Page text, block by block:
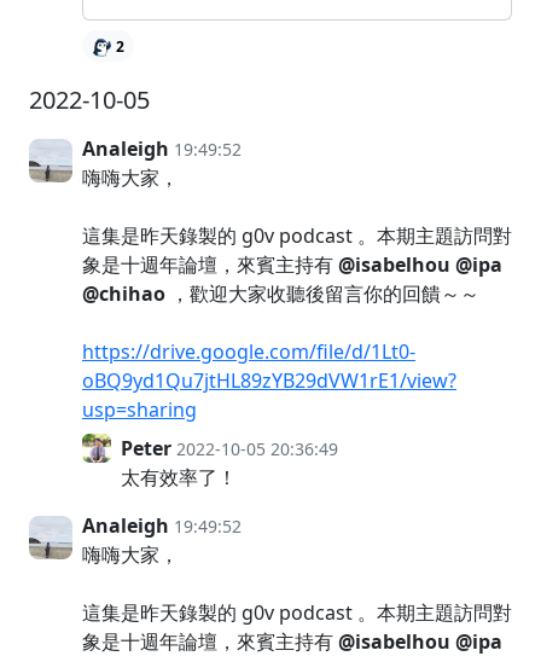
2
2022-10-05
Analeigh 19:49:52
嗨嗨大家，
這集是昨天錄製的 g0v podcast 。本期主題訪問對
象是十週年論壇，來賓主持有@isabelhou @ipa
@chihao ，歡迎大家收聽後留言你的回饋～～
https://drive.google.com/file/d/1Lt0-
oBQ9yd1Qu7jtHL89zYB29dVW1rE1/view?
usp=sharing
Peter 2022-10-05 20:36:49
太有效率了！
Analeigh 19:49:52
嗨嗨大家，
這集是昨天錄製的 g0v podcast 。本期主題訪問對
象是十週年論壇，來賓主持有@isabelhou @ipa